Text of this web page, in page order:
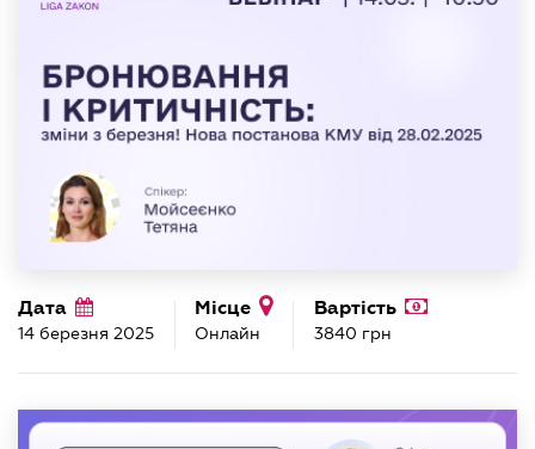
Дата
14 березня 2025
Місце
Онлайн
Вартість
3840 грн